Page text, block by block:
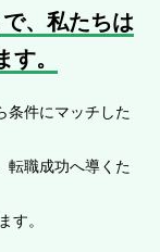
、 私たちは
。
条件にマッチした
転職成功へ導くた
す。